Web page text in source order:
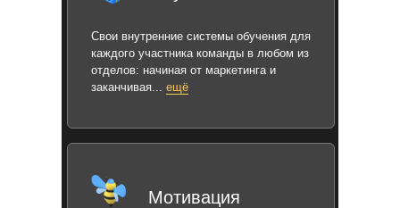
Свои внутренние системы обучения для
каждого участника команды в любом из
отделов: начиная от маркетинга и
заканчивая... ещё
Мотивация